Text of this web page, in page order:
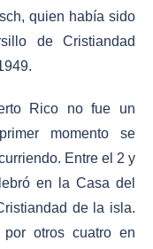
quien había sido
de Cristiandad
Rico no fue un
momento se
Entre el 2 y
en la Casa del
de la isla.
otros cuatro en